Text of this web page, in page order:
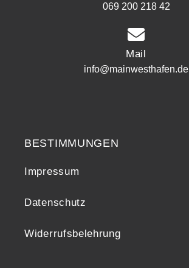
069 200 218 42
Mail
info@mainwesthafen.de
BESTIMMUNGEN
Impressum
Datenschutz
Widerrufsbelehrung